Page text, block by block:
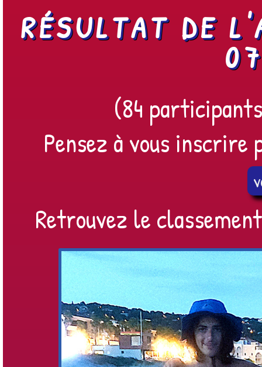
RÉSULTAT DE
(84
Pensez à vous inscrire
Retrouvez le